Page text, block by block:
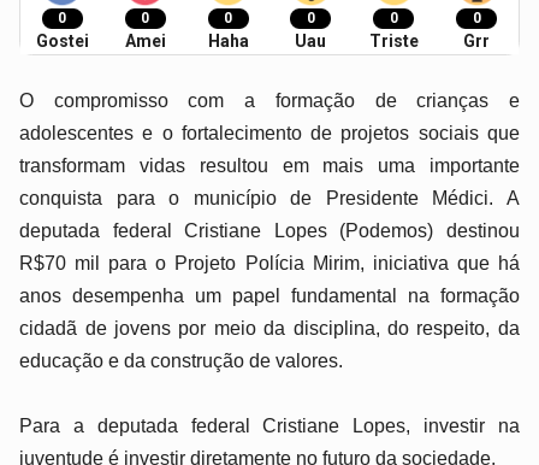
0
Gostei
0
Amei
0
Haha
0
Uau
0
Triste
0
Grr
O compromisso com a formação de crianças e
adolescentes e o fortalecimento de projetos sociais que
transformam vidas resultou em mais uma importante
conquista para o município de Presidente Médici. A
deputada federal Cristiane Lopes (Podemos) destinou
R$70 mil para o Projeto Polícia Mirim, iniciativa que há
anos desempenha um papel fundamental na formação
cidadã de jovens por meio da disciplina, do respeito, da
educação e da construção de valores.
Para a deputada federal Cristiane Lopes, investir na
juventude é investir diretamente no futuro da sociedade.